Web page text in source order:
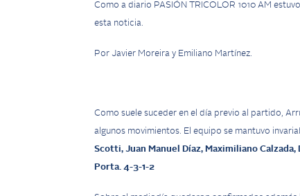
Como a diario PASIÓN TRICOLOR 1010 AM
esta noticia.
Por Javier Moreira y Emiliano Martínez.
Como suele suceder en el día previo al partido,
algunos movimientos. El equipo se mantuvo
Scotti, Juan Manuel Díaz, Maximiliano
Porta. 4-3-1-2